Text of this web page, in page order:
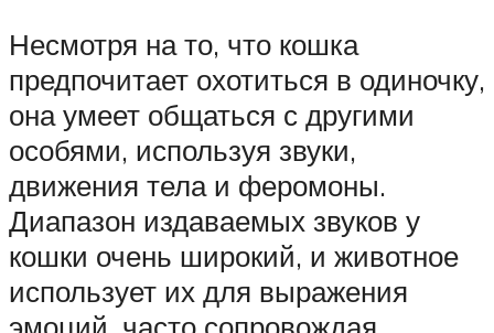
Несмотря на то, что кошка
предпочитает охотиться в одиночку,
она умеет общаться с другими
особями, используя звуки,
движения тела и феромоны.
Диапазон издаваемых звуков у
кошки очень широкий, и животное
использует их для выражения